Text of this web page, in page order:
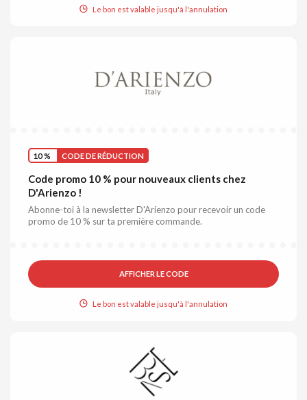
Le bon est valable jusqu'à l'annulation
10 % CODE DE RÉDUCTION
Code promo 10 % pour nouveaux clients chez
D'Arienzo !
Abonne-toi à la newsletter D'Arienzo pour recevoir un code
promo de 10 % sur ta première commande.
AFFICHER LE CODE
Le bon est valable jusqu'à l'annulation